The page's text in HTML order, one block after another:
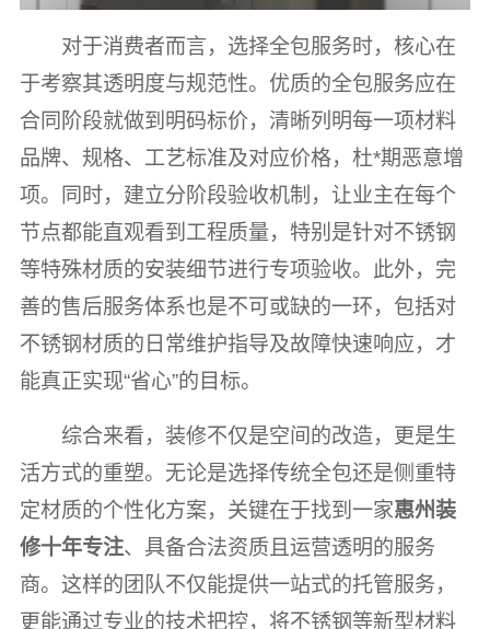
对于消费者而言，选择全包服务时，核心在
于考察其透明度与规范性。优质的全包服务应在
合同阶段就做到明码标价，清晰列明每一项材料
品牌、规格、工艺标准及对应价格，杜*期恶意增
项。同时，建立分阶段验收机制，让业主在每个
节点都能直观看到工程质量，特别是针对不锈钢
等特殊材质的安装细节进行专项验收。此外，完
善的售后服务体系也是不可或缺的一环，包括对
不锈钢材质的日常维护指导及故障快速响应，才
能真正实现“省心”的目标。
综合来看，装修不仅是空间的改造，更是生
活方式的重塑。无论是选择传统全包还是侧重特
定材质的个性化方案，关键在于找到一家惠州装
修十年专注、具备合法资质且运营透明的服务
商。这样的团队不仅能提供一站式的托管服务，
更能通过专业的技术把控，将不锈钢等新型材料